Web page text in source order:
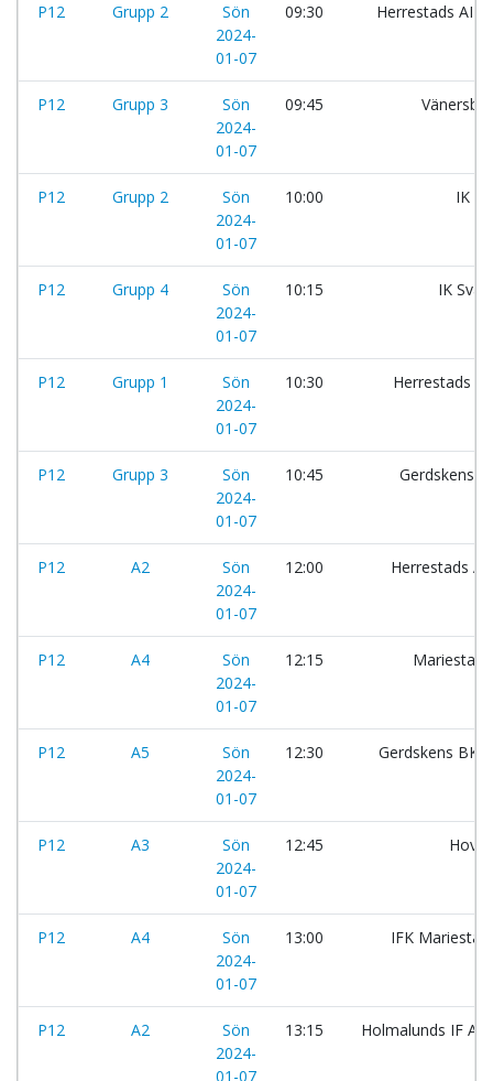
P12 Grupp 2
Sön
2024-
01-07
09:30 Herrestads
P12 Grupp 3
Sön
2024-
01-07
09:45
P12 Grupp 2
Sön
2024-
01-07
10:00 IK
P12 Grupp 4
Sön
2024-
01-07
10:15 IK
P12 Grupp 1
Sön
2024-
01-07
10:30 Herrestads
P12 Grupp 3
Sön
2024-
01-07
10:45 Gerdskens
P12 A2
Sön
2024-
01-07
12:00 Herrestads
P12 A4
Sön
2024-
01-07
12:15
P12 A5
Sön
2024-
01-07
12:30 Gerdskens
P12 A3
Sön
2024-
01-07
12:45
P12 A4
Sön
2024-
01-07
13:00 IFK
P12 A2
Sön
2024-
01-07
13:15 Holmalunds IF